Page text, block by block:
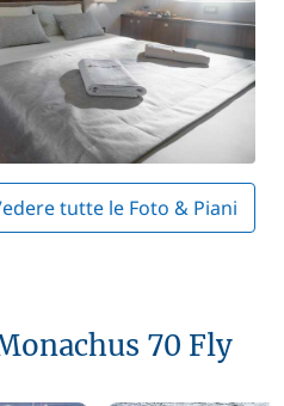
tutte le Foto & Piani
70 Fly